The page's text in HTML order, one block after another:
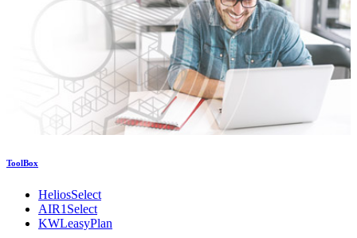
ToolBox
HeliosSelect
AIR1Select
KWLeasyPlan